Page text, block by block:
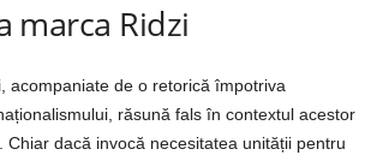
marca Ridzi
acompaniate de o retorică împotriva
răsună fals în contextul acestor
Chiar dacă invocă necesitatea unității pentru